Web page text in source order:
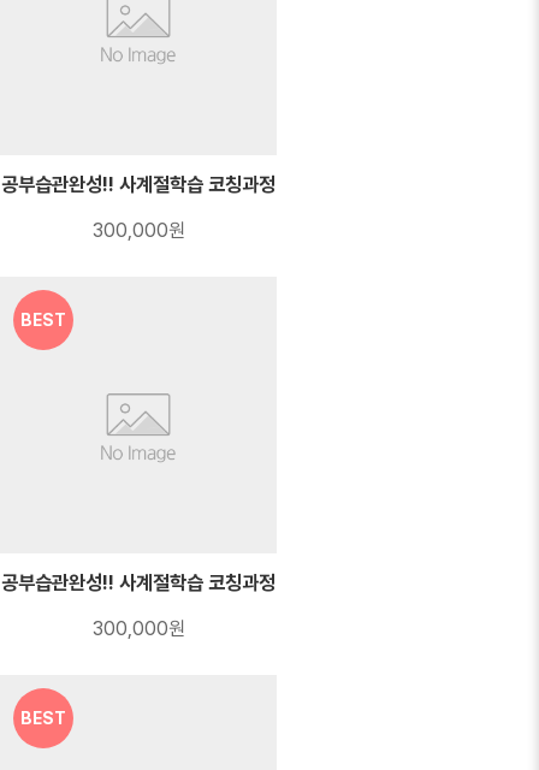
공부습관완성!! 사계절학습 코칭과정
300,000원
공부습관완성!! 사계절학습 코칭과정
300,000원
BEST
BEST